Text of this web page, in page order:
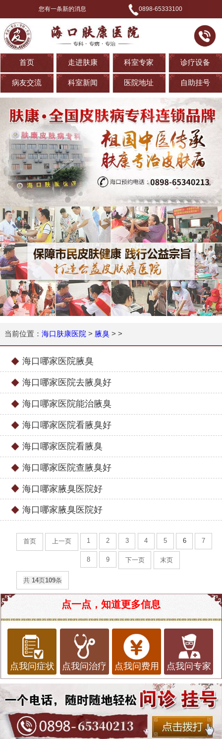
您有一条新的消息 0898-65333100
首页 走进肤康 科室专家 诊疗设备
病友交流 科室新闻 医院地址 自助挂号
当前位置： 海口肤康医院 > 腋臭> >
海口哪家医院腋臭
海口哪家医院去腋臭好
海口哪家医院能治腋臭
海口哪家医院看腋臭好
海口哪家医院看腋臭
海口哪家医院查腋臭好
海口哪家腋臭医院好
海口哪家腋臭医院好
首页 上一页 1 2 3 4 5 6 7
8 9 下一页 末页
共 14页109条
点一点，知道更多信息
点我问症状 点我问治疗 点我问费用 点我问专家